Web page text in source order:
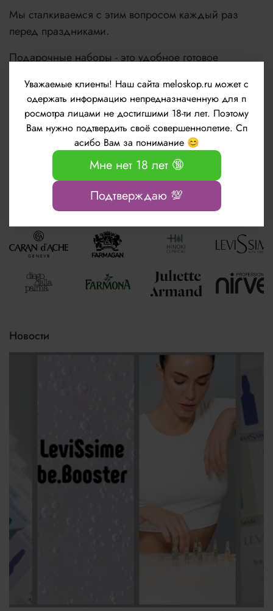
Мы сталкиваемся с этим вопросом каждый раз
перед праздниками.
Подарочные наборы - это удобное готовое
Будьте красивы, молоды и счастливы!
Узнать подробнее
Популярные бренды
Новости
Уважаемые клиенты! Наш сайта meloskop.ru может с
одержать информацию непредназначенную для п
росмотра лицами не достигшими 18-ти лет. Поэтому
Вам нужно подтвердить своё совершеннолетие. Сп
асибо Вам за понимание 😊
Мне нет 18 лет 🔞
Подтверждаю 💯